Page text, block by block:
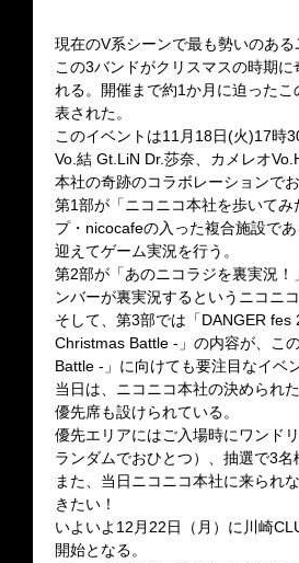
現在のV系シーンで最も勢いのある
この3バンドがクリスマスの時期
れる。開催まで約1か月に迫った
表された。
このイベントは11月18日(火)17時
Vo.結 Gt.LiN Dr.莎奈、カメレオ
本社の奇跡のコラボレーションで
第1部が「ニコニコ本社を歩いて
プ・nicocafeの入った複合施設で
迎えてゲーム実況を行う。
第2部が「あのニコラジを裏実況
ンバーが裏実況するというニコニ
そして、第3部では「DANGER
Christmas Battle -」の内容が、こ
Battle -」に向けても要注目なイベ
当日は、ニコニコ本社の決められ
優先席も設けられている。
優先エリアにはご入場時にワンド
ランダムでおひとつ）、抽選で3
また、当日ニコニコ本社に来られ
きたい！
いよいよ12月22日（月）に川崎
開始となる。